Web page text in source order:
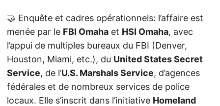
🤝 Enquête et cadres opérationnels: l’affaire est
menée par le FBI Omaha et HSI Omaha, avec
l’appui de multiples bureaux du FBI (Denver,
Houston, Miami, etc.), du United States Secret
Service, de l’U.S. Marshals Service, d’agences
fédérales et de nombreux services de police
locaux. Elle s’inscrit dans l’initiative Homeland